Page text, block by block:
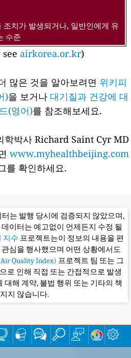
치가 발생되거나, 일반인에게 유
수준
airkorea.or.kr)
많은 것을 알아보려면 위키피
)을 보거나 대기질과 건강에 대
(영어)를 참조해보세요.
학박사 Richard Saint Cyr MD
www.myhealthbeijing.com
를 확인하세요.
터는 발행 당시에 검증되지 않았으며,
이터는 예고없이 언제든지 수정 될
지수 프로젝트는이 정보의 내용을 편
심을 행사했으며 어떤 상황에서도
Quality Index) 프로젝트 팀 또는 그
로 인해 직접 또는 간접적으로 발생
대해 계약, 불법 행위 또는 기타의 책
지 않습니다.